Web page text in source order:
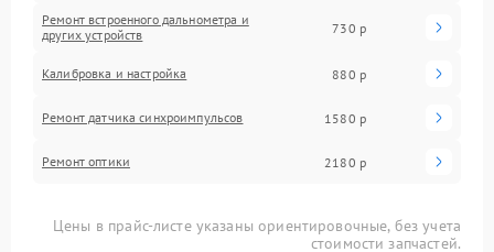
Ремонт встроенного дальнометра и
других устройств
730 р
Калибровка и настройка 880 р
Ремонт датчика синхроимпульсов 1580 р
Ремонт оптики 2180 р
Цены в прайс-листе указаны ориентировочные, без учета
стоимости запчастей.